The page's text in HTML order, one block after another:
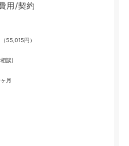
用/契約
55,015円）
談)
月